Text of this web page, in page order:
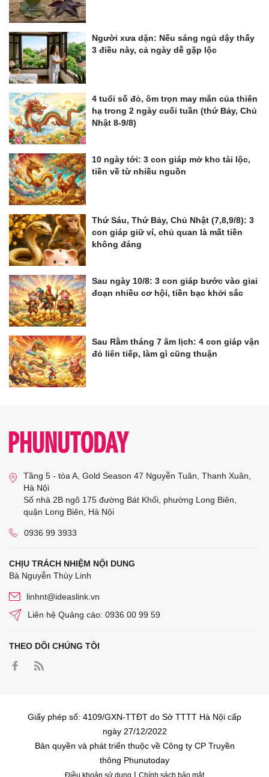
Người xưa dặn: Nếu sáng ngủ dậy thấy
3 điều này, cả ngày dễ gặp lộc
4 tuổi số đỏ, ôm trọn may mắn của thiên
hạ trong 2 ngày cuối tuần (thứ Bảy, Chủ
Nhật 8-9/8)
10 ngày tới: 3 con giáp mở kho tài lộc,
tiền về từ nhiều nguồn
Thứ Sáu, Thứ Bảy, Chủ Nhật (7,8,9/8): 3
con giáp giữ ví, chủ quan là mất tiền
không đáng
Sau ngày 10/8: 3 con giáp bước vào giai
đoạn nhiều cơ hội, tiền bạc khởi sắc
Sau Rằm tháng 7 âm lịch: 4 con giáp vận
đỏ liên tiếp, làm gì cũng thuận
Tầng 5 - tòa A, Gold Season 47 Nguyễn Tuân, Thanh Xuân,
Hà Nội
Số nhà 2B ngõ 175 đường Bát Khối, phường Long Biên,
quận Long Biên, Hà Nội
0936 99 3933
CHỊU TRÁCH NHIỆM NỘI DUNG
Bà Nguyễn Thùy Linh
linhnt@ideaslink.vn
Liên hệ Quảng cáo: 0936 00 99 59
THEO DÕI CHÚNG TÔI
Giấy phép số: 4109/GXN-TTĐT do Sở TTTT Hà Nội cấp
ngày 27/12/2022
Bản quyền và phát triển thuộc về Công ty CP Truyền
thông Phunutoday
Điều khoản sử dụng | Chính sách bảo mật